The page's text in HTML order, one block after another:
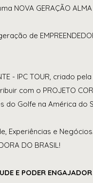
NOVA GERAÇÃO ALMA
de
- IPC TOUR, criado pela
com o PROJETO
Golfe na América do
Experiências e Negócios.
DO BRASIL!
E PODER ENGAJADOR